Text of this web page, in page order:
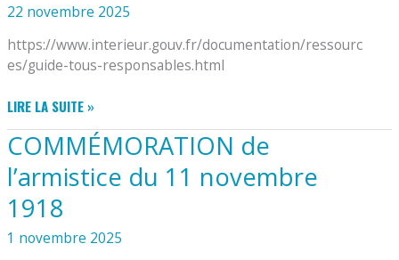
22 novembre 2025
https://www.interieur.gouv.fr/documentation/ressourc
es/guide-tous-responsables.html
SAVOIR
FAIRE
FACE,
TOUS
RESPONSABLES
LIRE LA SUITE »
COMMÉMORATION de
l’armistice du 11 novembre
1918
1 novembre 2025